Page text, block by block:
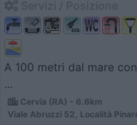
A 100 metri dal mare
...
Cervia (RA) - 6.6km
Viale Abruzzi 52, Località